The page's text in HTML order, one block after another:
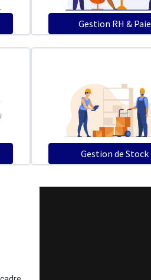
Gestion RH & Paie
Gestion de Stock